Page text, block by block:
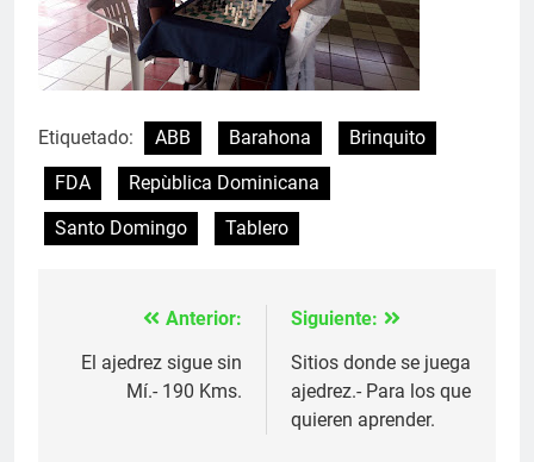
Etiquetado: ABB Barahona
Brinquito
FDA
Repùblica Dominicana
Santo Domingo
Tablero
Navegación
de
Anterior:
El ajedrez sigue sin
Mí.- 190 Kms.
Siguiente:
Sitios donde se juega
ajedrez.- Para los que
quieren aprender.